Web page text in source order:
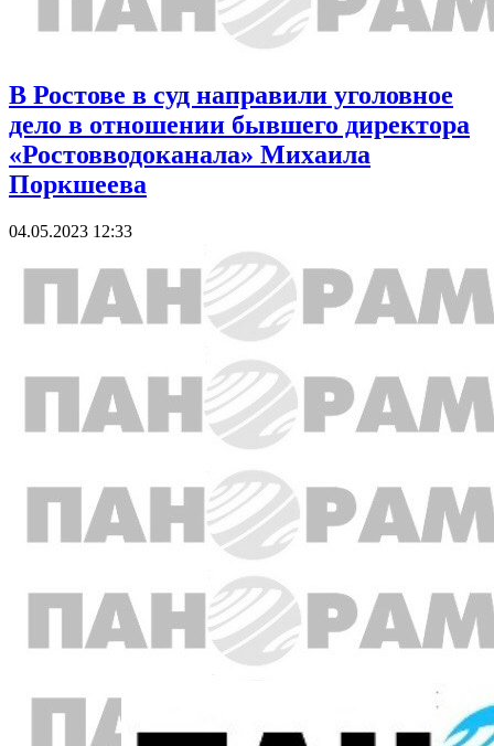
В Ростове в суд направили уголовное
дело в отношении бывшего директора
«Ростовводоканала» Михаила
Поркшеева
04.05.2023 12:33